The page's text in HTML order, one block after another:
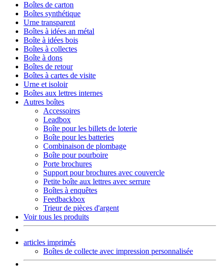
Boîtes de carton
Boîtes synthétique
Urne transparent
Boîtes à idées an métal
Boîte à idées bois
Boîtes à collectes
Boîte à dons
Boîtes de retour
Boîtes à cartes de visite
Urne et isoloir
Boîtes aux lettres internes
Autres boîtes
Accessoires
Leadbox
Boîte pour les billets de loterie
Boîte pour les batteries
Combinaison de plombage
Boîte pour pourboire
Porte brochures
Support pour brochures avec couvercle
Petite boîte aux lettres avec serrure
Boîtes à enquêtes
Feedbackbox
Trieur de pièces d'argent
Voir tous les produits
articles imprimés
Boîtes de collecte avec impression personnalisée